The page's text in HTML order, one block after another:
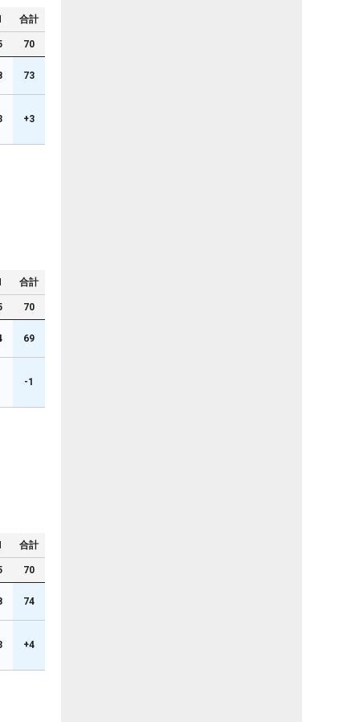
合計
70
73
+3
合計
70
69
-1
合計
70
74
+4